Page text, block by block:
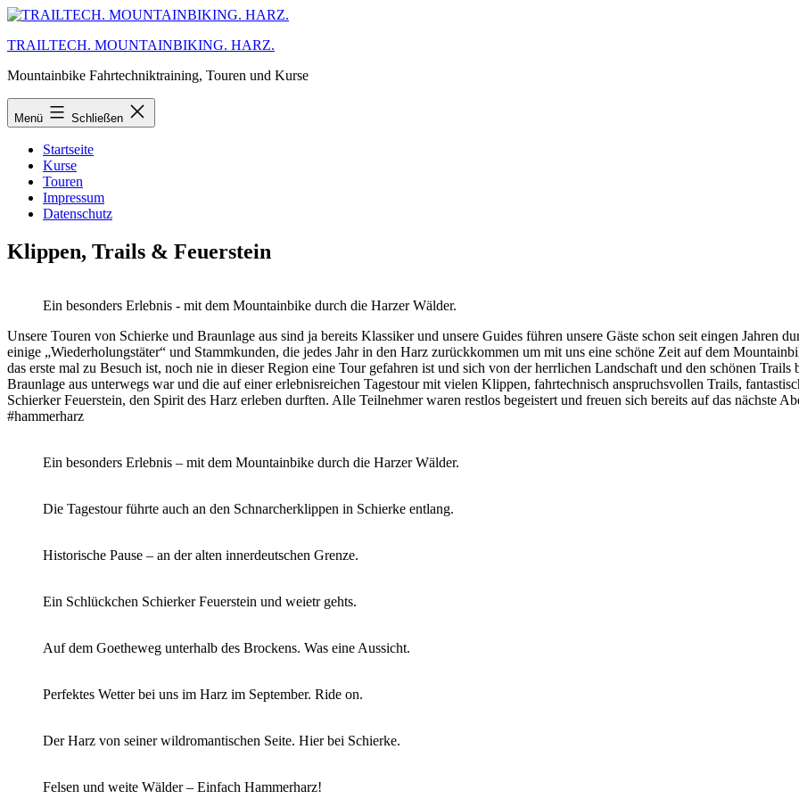
Zum
springen
TRAILTECH. MOUNTAINBIKING. HARZ.
Mountainbike Fahrtechniktraining, Touren und Kurse
Menü Schließen
Startseite
Kurse
Touren
Impressum
Datenschutz
Klippen, Trails & Feuerstein
Ein besonders Erlebnis - mit dem Mountainbike durch die Harzer Wälder.
Unsere Touren von Schierke und Braunlage aus sind ja bereits Klassiker und unsere Guides führen unsere Gäste schon seit eingen Jahren
einige „Wiederholungstäter“ und Stammkunden, die jedes Jahr in den Harz zurückkommen um mit uns eine schöne Zeit auf dem
das erste mal zu Besuch ist, noch nie in dieser Region eine Tour gefahren ist und sich von der herrlichen Landschaft und den schönen
Braunlage aus unterwegs war und die auf einer erlebnisreichen Tagestour mit vielen Klippen, fahrtechnisch anspruchsvollen Trails,
Schierker Feuerstein, den Spirit des Harz erleben durften. Alle Teilnehmer waren restlos begeistert und freuen sich bereits auf das nächste
#hammerharz
Ein besonders Erlebnis – mit dem Mountainbike durch die Harzer Wälder.
Die Tagestour führte auch an den Schnarcherklippen in Schierke entlang.
Historische Pause – an der alten innerdeutschen Grenze.
Ein Schlückchen Schierker Feuerstein und weietr gehts.
Auf dem Goetheweg unterhalb des Brockens. Was eine Aussicht.
Perfektes Wetter bei uns im Harz im September. Ride on.
Der Harz von seiner wildromantischen Seite. Hier bei Schierke.
Felsen und weite Wälder – Einfach Hammerharz!